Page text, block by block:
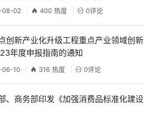
08-02 400 热度 0评论
创新产业化升级工程重点产业领域创新
年度申报指南的通知
06-10 316 热度 0评论
、商务部印发《加强消费品标准化建设